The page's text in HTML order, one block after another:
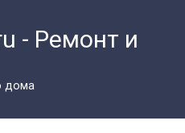
- Ремонт и
дома